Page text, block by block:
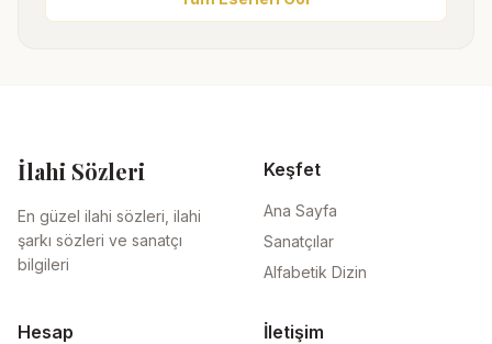
İlahi Sözleri
En güzel ilahi sözleri, ilahi
şarkı sözleri ve sanatçı
bilgileri
Keşfet
Ana Sayfa
Sanatçılar
Alfabetik Dizin
Hesap İletişim